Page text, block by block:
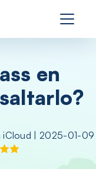
en
iCloud | 2025-01-09